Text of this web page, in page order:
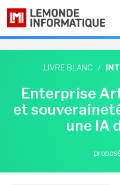
LIVRE BLANC /
Enterprise
et
une IA